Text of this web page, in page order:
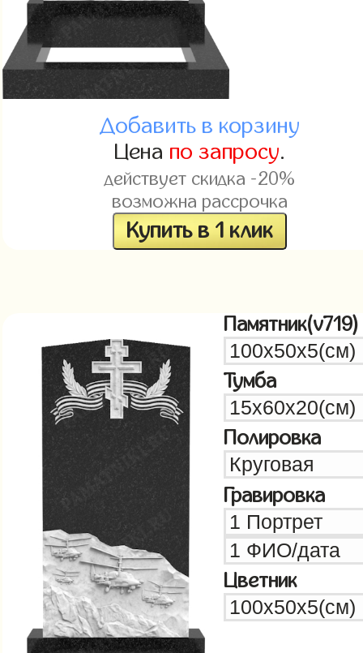
Добавить в корзину
Цена по запросу.
действует скидка -20%
возможна рассрочка
Купить в 1 клик
Памятник(v719)
Тумба
Полировка
Гравировка
Цветник